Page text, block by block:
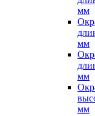
мм
мм
мм
мм